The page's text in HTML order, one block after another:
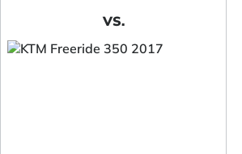
VS.